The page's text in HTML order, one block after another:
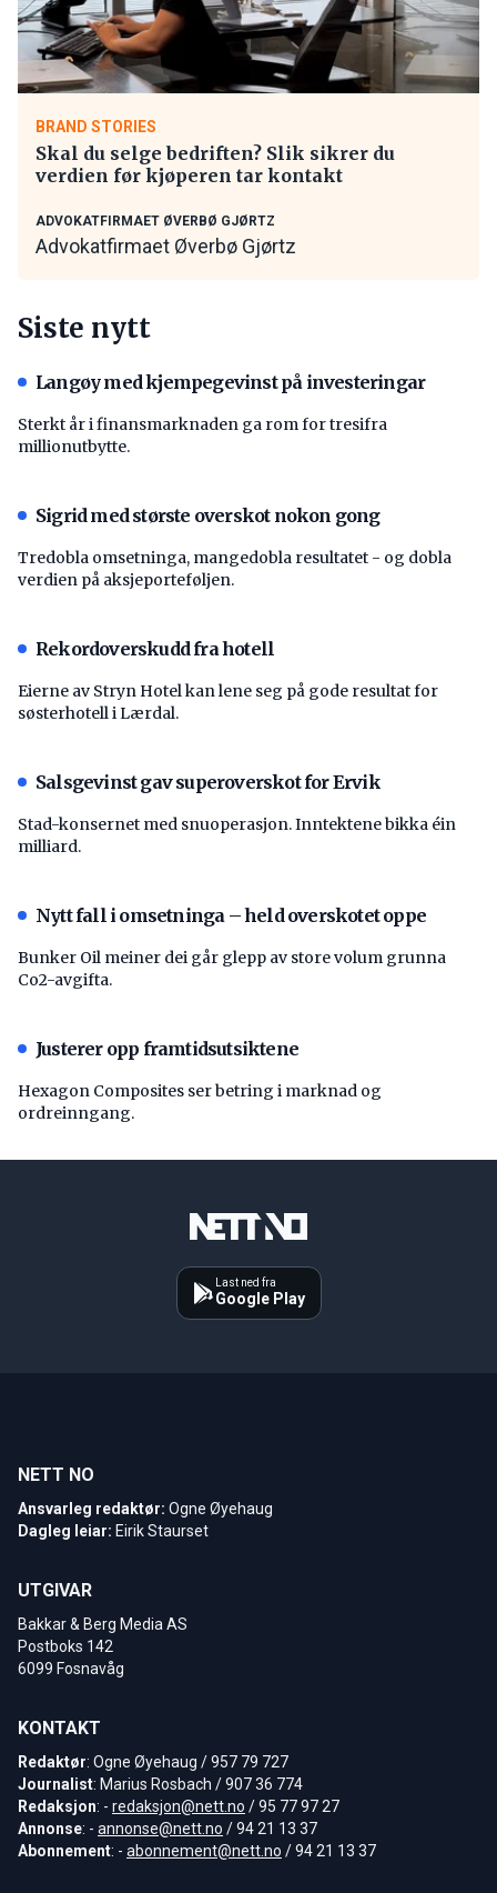
BRAND STORIES
Skal du selge bedriften? Slik sikrer du
verdien før kjøperen tar kontakt
ADVOKATFIRMAET ØVERBØ GJØRTZ
Advokatfirmaet Øverbø Gjørtz
Siste nytt
Langøy med kjempegevinst på investeringar
Sterkt år i finansmarknaden ga rom for tresifra
millionutbytte.
Sigrid med største overskot nokon gong
Tredobla omsetninga, mangedobla resultatet - og dobla
verdien på aksjeporteføljen.
Rekordoverskudd fra hotell
Eierne av Stryn Hotel kan lene seg på gode resultat for
søsterhotell i Lærdal.
Salsgevinst gav superoverskot for Ervik
Stad-konsernet med snuoperasjon. Inntektene bikka éin
milliard.
Nytt fall i omsetninga – held overskotet oppe
Bunker Oil meiner dei går glepp av store volum grunna
Co2-avgifta.
Justerer opp framtidsutsiktene
Hexagon Composites ser betring i marknad og
ordreinngang.
Last ned fra
Google Play
NETT NO
Ansvarleg redaktør: Ogne Øyehaug
Dagleg leiar: Eirik Staurset
UTGIVAR
Bakkar & Berg Media AS
Postboks 142
6099 Fosnavåg
KONTAKT
Redaktør: Ogne Øyehaug / 957 79 727
Journalist: Marius Rosbach / 907 36 774
Redaksjon: - redaksjon@nett.no / 95 77 97 27
Annonse: - annonse@nett.no / 94 21 13 37
Abonnement: - abonnement@nett.no / 94 21 13 37